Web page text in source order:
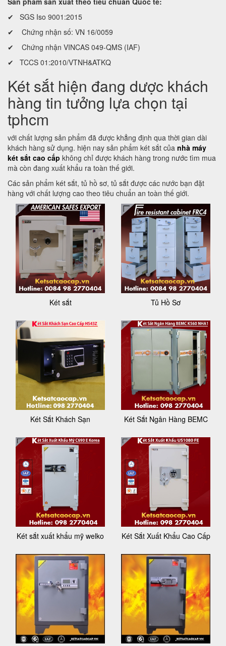
✔ SGS Iso 9001:2015
✔ Chứng nhận số: VN 16/0059
✔ Chứng nhận VINCAS 049-QMS (IAF)
✔ TCCS 01:2010/VTNH&ATKQ
Két sắt hiện đang dược khách
hàng tin tưởng lựa chọn tại
tphcm
với chất lượng sản phẩm đã được khẳng định qua thời gian dài
khách hàng sử dụng. hiện nay sản phẩm két sắt của nhà máy
két sắt cao cấp không chỉ được khách hàng trong nước tìm mua
mà còn đang xuất khẩu ra toàn thế giới.
Các sản phẩm két sắt, tủ hồ sơ, tủ sắt được các nước bạn đặt
hàng với chất lượng cao theo tiêu chuẩn an toàn thế giới.
Két sắt Tủ Hồ Sơ
Két Sắt Khách Sạn Két Sắt Ngân Hàng BEMC
Két sắt xuất khẩu mỹ welko Két Sắt Xuất Khẩu Cao Cấp